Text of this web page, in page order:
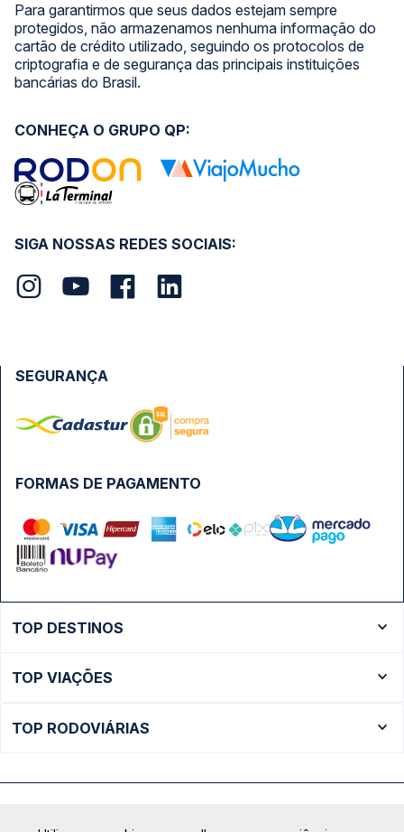
Para garantirmos que seus dados estejam sempre
protegidos, não armazenamos nenhuma informação do
cartão de crédito utilizado, seguindo os protocolos de
criptografia e de segurança das principais instituições
bancárias do Brasil.
SIGA NOSSAS REDES SOCIAIS:
CONHEÇA O GRUPO QP:
FORMAS DE PAGAMENTO
SEGURANÇA
TOP DESTINOS
Ônibus São Paulo
TOP VIAÇÕES
Passagens Pássaro Marron
TOP RODOVIÁRIAS